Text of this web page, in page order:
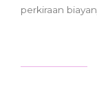
perkiraan